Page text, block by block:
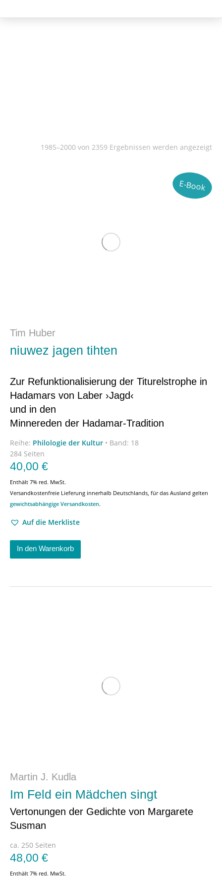
1985–2000 von 2359 Ergebnissen werden angezeigt
E-Book
Tim Huber
niuwez jagen tihten
Zur Refunktionalisierung der Titurelstrophe in
Hadamars von Laber ›Jagd‹
und in den
Minnereden der Hadamar-Tradition
Reihe: Philologie der Kultur • Band: 18
284 Seiten
40,00 €
Enthält 7% red. MwSt.
Versandkostenfreie Lieferung innerhalb Deutschlands, für das Ausland gelten
gewichtsabhängige Versandkosten.
Auf die Merkliste
In den Warenkorb
Martin J. Kudla
Im Feld ein Mädchen singt
Vertonungen der Gedichte von Margarete
Susman
ca. 250 Seiten
48,00 €
Enthält 7% red. MwSt.